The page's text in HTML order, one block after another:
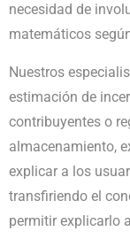
necesidad de
matemáticos
Nuestros
estimación de
contribuyentes o
almacenamiento,
explicar a los
transfiriendo el
permitir explicarlo